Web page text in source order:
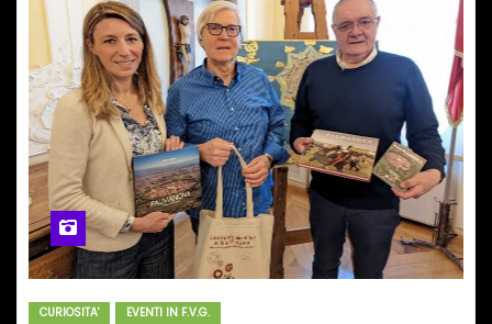
CURIOSITA' EVENTI IN F.V.G.